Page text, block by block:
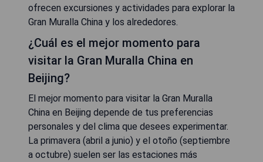
ofrecen excursiones y actividades para explorar la
Gran Muralla China y los alrededores.
¿Cuál es el mejor momento para
visitar la Gran Muralla China en
Beijing?
El mejor momento para visitar la Gran Muralla
China en Beijing depende de tus preferencias
personales y del clima que desees experimentar.
La primavera (abril a junio) y el otoño (septiembre
a octubre) suelen ser las estaciones más